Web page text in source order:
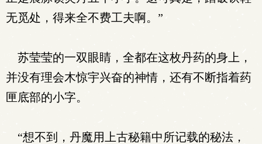
无觅处，得来全不费工夫啊。”
苏莹莹的一双眼睛，全都在这枚丹药的身上，
并没有理会木惊宇兴奋的神情，还有不断指着药
匣底部的小字。
“想不到，丹魔用上古秘籍中所记载的秘法，